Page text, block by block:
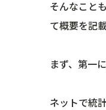
そんなこと
て概要を記
まず、第一
ネットで統